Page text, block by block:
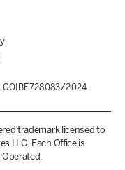
2024
trademark licensed to
LLC. Each Office is